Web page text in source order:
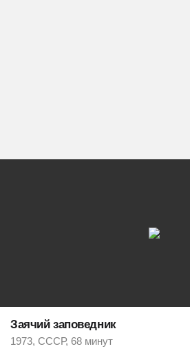
Заячий заповедник
1973, СССР, 68 минут